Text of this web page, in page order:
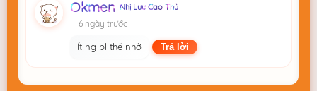
Okmen Nhị Lưu Cao Thủ
6 ngày trước
Ít ng bl thế nhở Trả lời